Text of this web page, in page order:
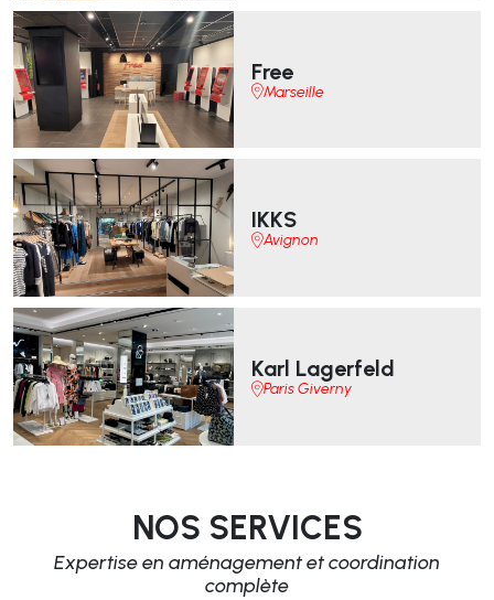
Free
Marseille
IKKS
Avignon
Karl Lagerfeld
Paris Giverny
NOS SERVICES
Expertise en aménagement et coordination
complète